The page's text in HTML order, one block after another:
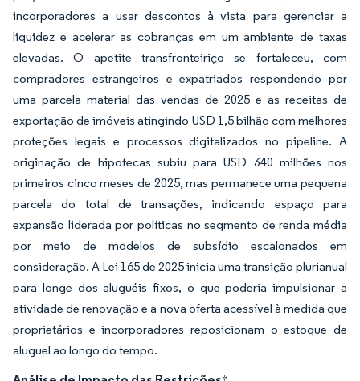
incorporadores a usar descontos à vista para gerenciar a
liquidez e acelerar as cobranças em um ambiente de taxas
elevadas. O apetite transfronteiriço se fortaleceu, com
compradores estrangeiros e expatriados respondendo por
uma parcela material das vendas de 2025 e as receitas de
exportação de imóveis atingindo USD 1,5 bilhão com melhores
proteções legais e processos digitalizados no pipeline. A
originação de hipotecas subiu para USD 340 milhões nos
primeiros cinco meses de 2025, mas permanece uma pequena
parcela do total de transações, indicando espaço para
expansão liderada por políticas no segmento de renda média
por meio de modelos de subsídio escalonados em
consideração. A Lei 165 de 2025 inicia uma transição plurianual
para longe dos aluguéis fixos, o que poderia impulsionar a
atividade de renovação e a nova oferta acessível à medida que
proprietários e incorporadores reposicionam o estoque de
aluguel ao longo do tempo.